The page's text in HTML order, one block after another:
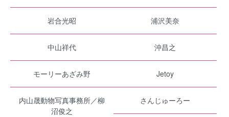
岩合光昭 浦沢美奈
中山祥代 沖昌之
モーリーあざみ野 Jetoy
内山晟動物写真事務所／柳
沼俊之
さんじゅーろー